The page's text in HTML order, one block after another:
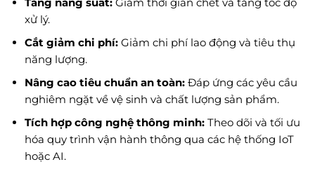
xử lý.
Cắt giảm chi phí:Giảm chi phí lao động và tiêu thụ
năng lượng.
Nâng cao tiêu chuẩn an toàn:Đáp ứng các yêu cầu
nghiêm ngặt về vệ sinh và chất lượng sản phẩm.
Tích hợp công nghệ thông minh:Theo dõi và tối ưu
hóa quy trình vận hành thông qua các hệ thống IoT
hoặc AI.